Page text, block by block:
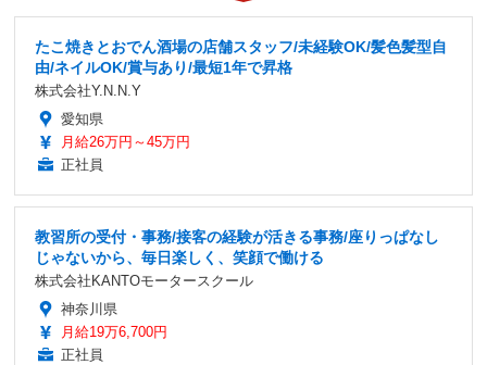
たこ焼きとおでん酒場の店舗スタッフ/未経験OK/髪色髪型自
由/ネイルOK/賞与あり/最短1年で昇格
株式会社Y.N.N.Y
愛知県
月給26万円～45万円
正社員
教習所の受付・事務/接客の経験が活きる事務/座りっぱなし
じゃないから、毎日楽しく、笑顔で働ける
株式会社KANTOモータースクール
神奈川県
月給19万6,700円
正社員